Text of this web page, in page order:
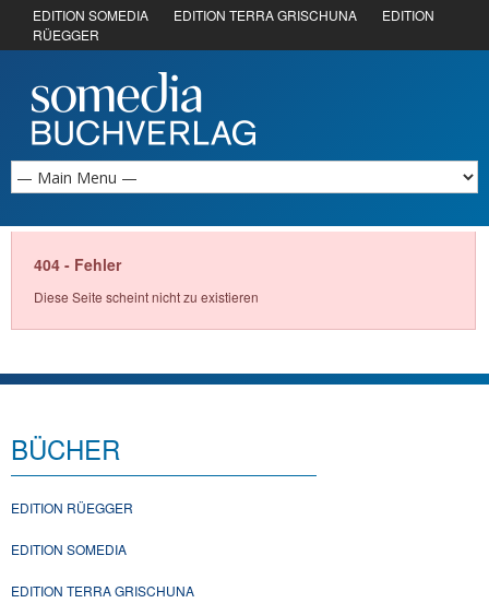
EDITION SOMEDIA EDITION TERRA GRISCHUNA
EDITION
RÜEGGER
404 - Fehler
Diese Seite scheint nicht zu existieren
BÜCHER
EDITION RÜEGGER
EDITION SOMEDIA
EDITION TERRA GRISCHUNA